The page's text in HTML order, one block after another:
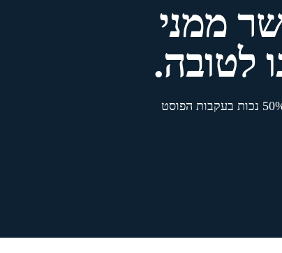
ממני
לטובה.
לאחל לו את כל הטוב שבעולם על השירות שנתן למדינת ישראל ולעם ישראל. ובו בזמן, לבשר לו שהוכר במשרד הביטחון בשיעור של 50% נכות בעקבות הפוסט